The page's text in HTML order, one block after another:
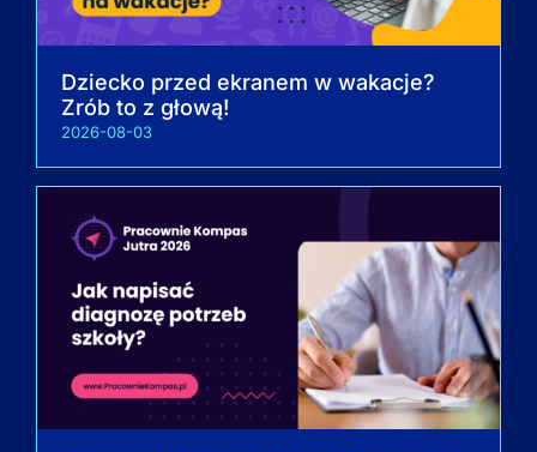
Dziecko przed ekranem w wakacje?
Zrób to z głową!
2026-08-03